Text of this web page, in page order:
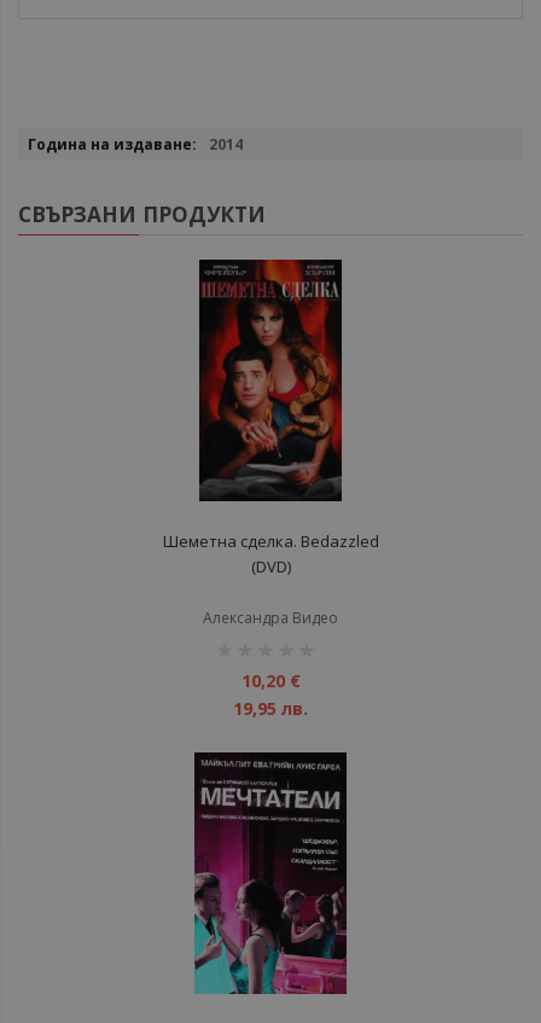
Повече
2014
СВЪРЗАНИ ПРОДУКТИ
Шеметна сделка. Bedazzled
(DVD)
Александра Видео
10,20 €
19,95 лв.